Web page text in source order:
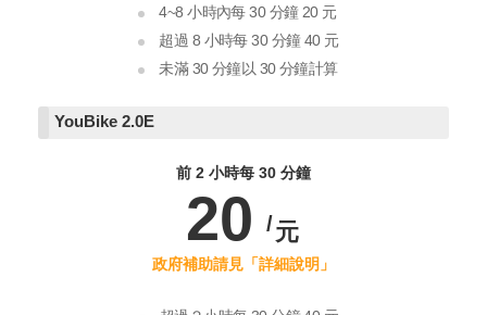
4~8 小時內每 30 分鐘 20 元
超過 8 小時每 30 分鐘 40 元
未滿 30 分鐘以 30 分鐘計算
YouBike2.0E
前 2 小時每 30 分鐘
20